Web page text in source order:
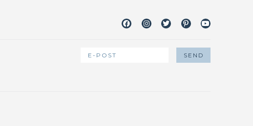
FacebookInstagramTwitterPinterestYoutube